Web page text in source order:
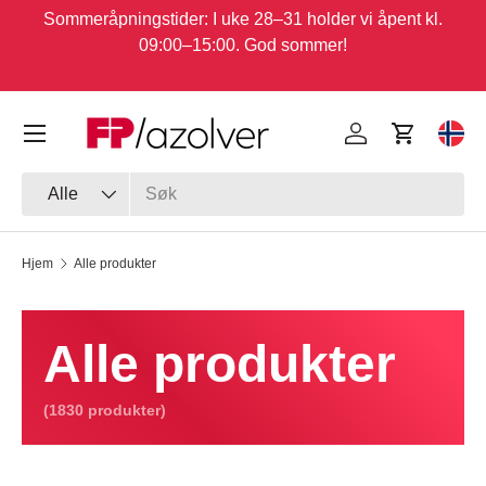
Hopp til innhold
Sommeråpningstider: I uke 28–31 holder vi åpent kl.
09:00–15:00. God sommer!
Type
Alle
Logg inn
Meny
Hjem Alle produkter
Alle produkter
(1830 produkter)